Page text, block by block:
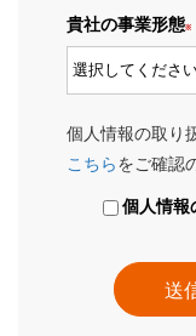
貴社の事業形態
個人情報の取り
こちらをご確認
個人情報